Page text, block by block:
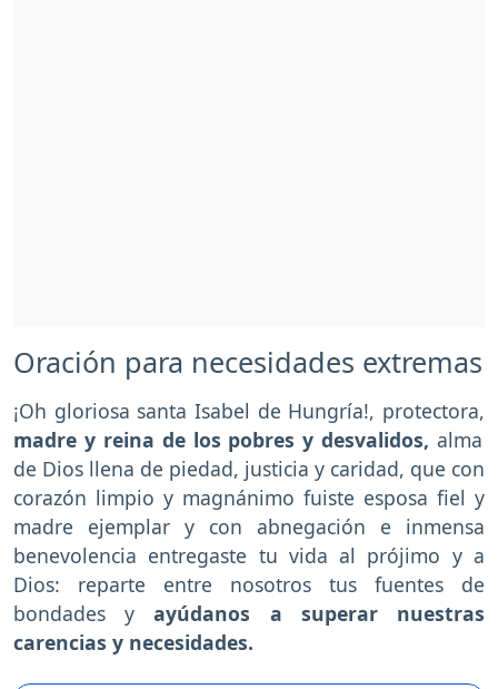
Oración para necesidades extremas
¡Oh gloriosa santa Isabel de Hungría!, protectora,
madre y reina de los pobres y desvalidos, alma
de Dios llena de piedad, justicia y caridad, que con
corazón limpio y magnánimo fuiste esposa fiel y
madre ejemplar y con abnegación e inmensa
benevolencia entregaste tu vida al prójimo y a
Dios: reparte entre nosotros tus fuentes de
bondades yayúdanos a superar nuestras
carencias y necesidades.